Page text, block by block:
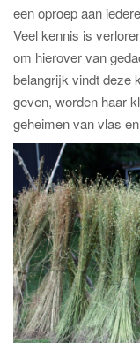
een oproep aan
Veel kennis is
om hierover van
belangrijk vindt deze
geven, worden haar
geheimen van vlas